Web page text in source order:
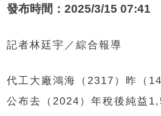
發布時間：2025/3/15 07:41
記者林廷宇／綜合報導
代工大廠鴻海（2317）昨（
公布去（2024）年稅後純益